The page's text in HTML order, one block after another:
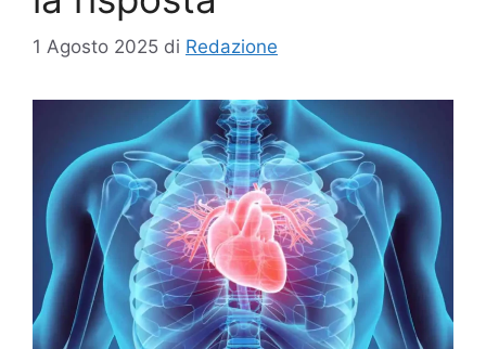
1 Agosto 2025 di Redazione